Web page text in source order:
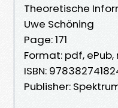
Theoretische
Uwe Schöning
Page: 171
Format: pdf,
ISBN:
Publisher: